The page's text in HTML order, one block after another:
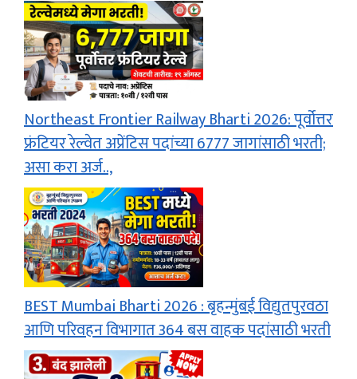
Northeast Frontier Railway Bharti 2026: पूर्वोत्तर
फ्रंटियर रेल्वेत अप्रेंटिस पदांच्या 6777 जागांसाठी भरती;
असा करा अर्ज..,
BEST Mumbai Bharti 2026 : बृहन्मुंबई विद्युतपुरवठा
आणि परिवहन विभागात 364 बस वाहक पदांसाठी भरती